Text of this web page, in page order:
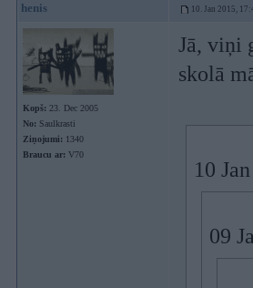
henis 10. Jan 2015,
Kopš: 23. Dec 2005
No: Saulkrasti
Ziņojumi: 1340
Braucu ar: V70
Jā, viņi
skolā
10
09